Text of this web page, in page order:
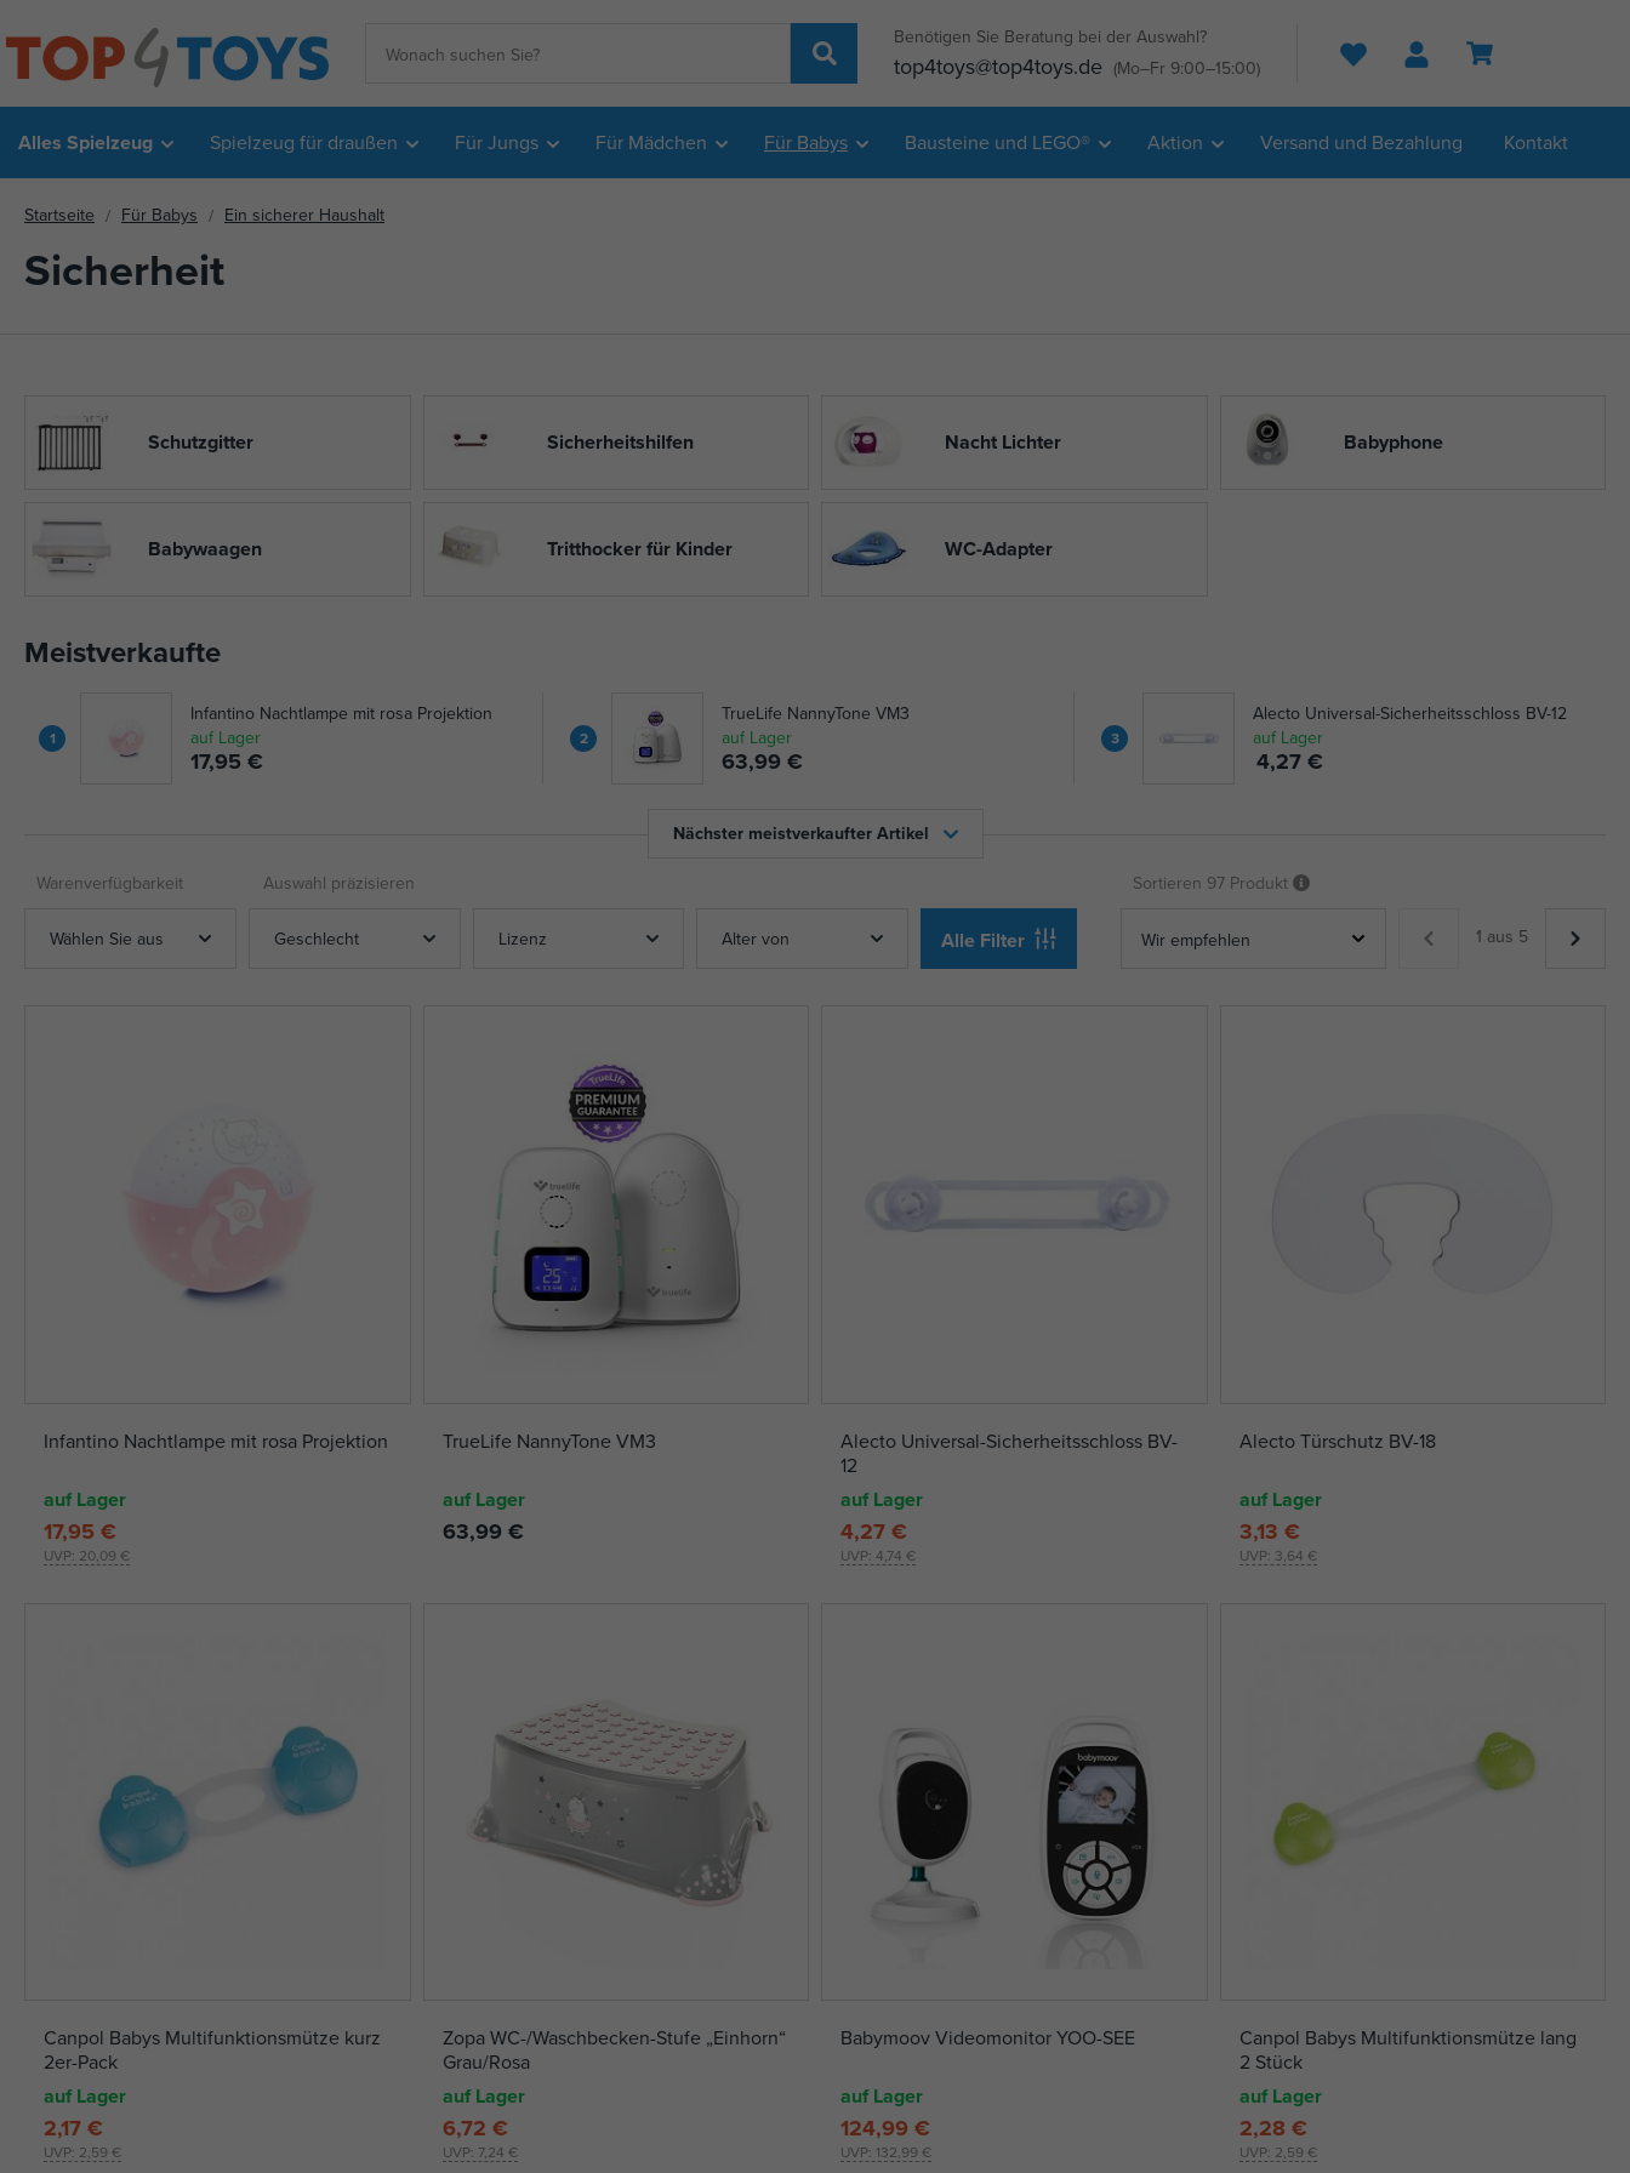
Benötigen Sie Beratung bei der Auswahl?
top4toys@top4toys.de (Mo–Fr 9:00–15:00) Suche
Alles Spielzeug Spielzeug für draußen Für Jungs Für Mädchen Für Babys Bausteine und LEGO® Aktion Versand und Bezahlung Kontakt
Startseite Für Babys Ein sicherer Haushalt
Sicherheit
Schutzgitter Sicherheitshilfen Nacht Lichter Babyphone
Babywaagen Tritthocker für Kinder WC-Adapter
Meistverkaufte
1
Infantino Nachtlampe mit rosa Projektion
auf Lager
17,95 €
2
TrueLife NannyTone VM3
auf Lager
63,99 €
3
Alecto Universal-Sicherheitsschloss BV-12
auf Lager
4,27 €
Nächster meistverkaufter Artikel
Warenverfügbarkeit Auswahl präzisieren
Wählen Sie aus Geschlecht Lizenz Alter von Alle Filter
Sortieren 97 Produkt
1 aus 5
Infantino Nachtlampe mit rosa Projektion
auf Lager
UVP: 20,09 €
17,95 €
TrueLife NannyTone VM3
auf Lager
63,99 €
Alecto Universal-Sicherheitsschloss BV-
12
auf Lager
UVP: 4,74 €
4,27 €
Alecto Türschutz BV-18
auf Lager
UVP: 3,64 €
3,13 €
Canpol Babys Multifunktionsmütze kurz
2er-Pack
auf Lager
UVP: 2,59 €
2,17 €
Zopa WC-/Waschbecken-Stufe „Einhorn“
Grau/Rosa
auf Lager
UVP: 7,24 €
6,72 €
Babymoov Videomonitor YOO-SEE
auf Lager
UVP: 132,99 €
124,99 €
Canpol Babys Multifunktionsmütze lang
2 Stück
auf Lager
UVP: 2,59 €
2,28 €